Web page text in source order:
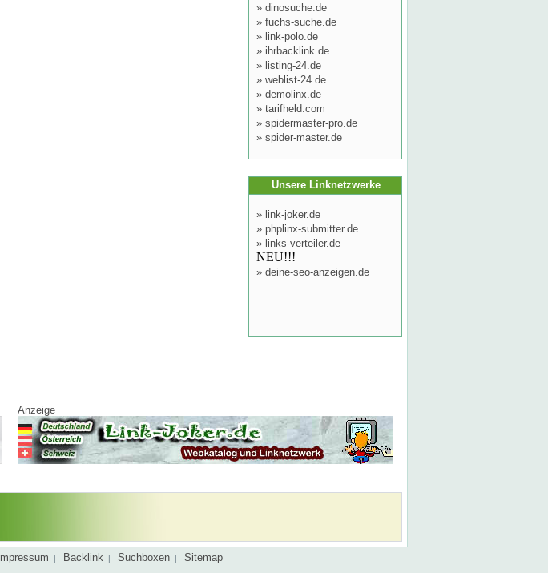
» dinosuche.de
» fuchs-suche.de
» link-polo.de
» ihrbacklink.de
» listing-24.de
» weblist-24.de
» demolinx.de
» tarifheld.com
» spidermaster-pro.de
» spider-master.de
Unsere Linknetzwerke
» link-joker.de
» phplinx-submitter.de
» links-verteiler.de
NEU!!!
» deine-seo-anzeigen.de
Anzeige
Impressum | Backlink | Suchboxen | Sitemap